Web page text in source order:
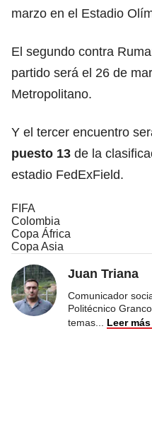
marzo en el Estadio
El segundo contra
partido será el 26 de
Metropolitano.
Y el tercer encuentro
puesto 13 de la
estadio FedExField.
FIFA
Colombia
Copa África
Copa Asia
Juan Triana
Comunicador
Politécnico
temas
Leer más